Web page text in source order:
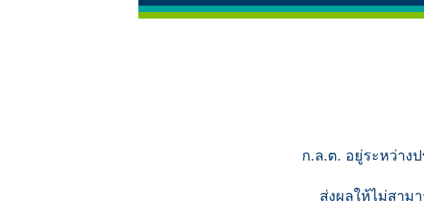
ก.ล.ต. อยู่ระหว่าง
ส่งผลให้ไม่สาม